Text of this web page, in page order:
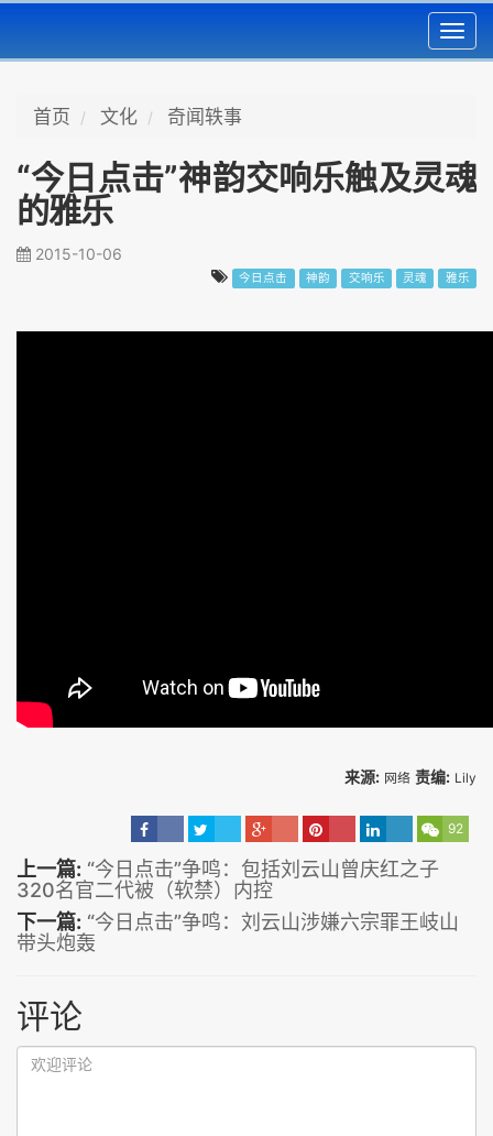
首页 文化 奇闻轶事
“今日点击”神韵交响乐触及灵魂
的雅乐
2015-10-06
今日点击 神韵 交响乐 灵魂 雅乐
来源: 网络 责编: Lily
92
上一篇: “今日点击”争鸣：包括刘云山曾庆红之子
320名官二代被（软禁）内控
下一篇: “今日点击”争鸣：刘云山涉嫌六宗罪王岐山
带头炮轰
评论